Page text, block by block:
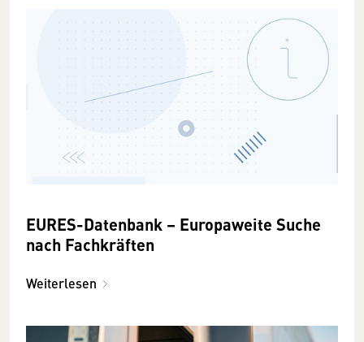
EURES-Datenbank – Europaweite Suche
nach Fachkräften
Weiterlesen